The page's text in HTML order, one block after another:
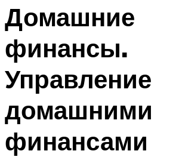
Домашние
финансы.
Управление
домашними
финансами